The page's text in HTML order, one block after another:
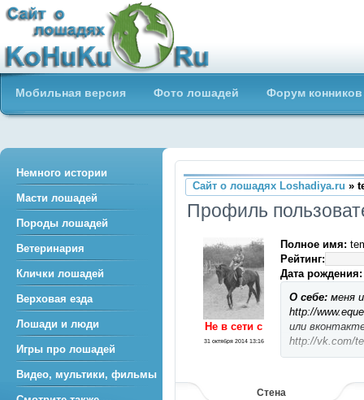
Сайт о лошадях loshadiya.ru
Приветствуем всех любителей
лошадей и конного спорта!
Мобильная версия Фото лошадей Форум конников
Сайт о лошадях Loshadiya.ru »
Профиль
Не в сети c
31 октября 2014 13:16
Полное имя:
Рейтинг:
Дата рождения:
О себе: меня
http://
или
http://vk.com/
Стена
Немного истории
Масти лошадей
Породы лошадей
Ветеринария
Клички лошадей
Верховая езда
Лошади и люди
Игры про лошадей
Видео, мультики, фильмы